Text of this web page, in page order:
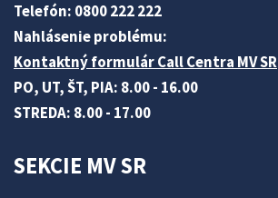
Telefón: 0800 222 222
Nahlásenie problému:
Kontaktný formulár Call Centra MV SR
PO, UT, ŠT, PIA: 8.00 - 16.00
STREDA: 8.00 - 17.00
SEKCIE MV SR